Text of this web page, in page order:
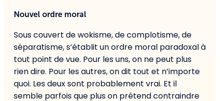
Nouvel ordre moral
Sous couvert de wokisme, de complotisme, de
séparatisme, s’établit un ordre moral paradoxal à
tout point de vue. Pour les uns, on ne peut plus
rien dire. Pour les autres, on dit tout et n’importe
quoi. Les deux sont probablement vrai. Et il
semble parfois que plus on prétend contraindre